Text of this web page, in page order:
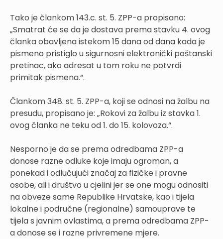
Tako je člankom 143.c. st. 5. ZPP-a propisano:
„Smatrat će se da je dostava prema stavku 4. ovog
članka obavljena istekom 15 dana od dana kada je
pismeno pristiglo u sigurnosni elektronički poštanski
pretinac, ako adresat u tom roku ne potvrdi
primitak pismena.“.
Člankom 348. st. 5. ZPP-a, koji se odnosi na žalbu na
presudu, propisano je: „Rokovi za žalbu iz stavka 1.
ovog članka ne teku od 1. do 15. kolovoza.“.
Nesporno je da se prema odredbama ZPP-a
donose razne odluke koje imaju ogroman, a
ponekad i odlučujući značaj za fizičke i pravne
osobe, ali i društvo u cjelini jer se one mogu odnositi
na obveze same Republike Hrvatske, kao i tijela
lokalne i područne (regionalne) samouprave te
tijela s javnim ovlastima, a prema odredbama ZPP-
a donose se i razne privremene mjere.